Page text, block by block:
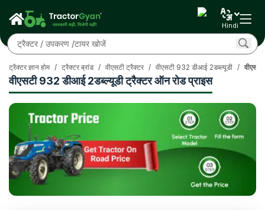
Hindi
वीएसटी 932 डीआई 2डब्ल्यूडी ट्रैक्टर ऑन रोड प्राइस
ट्रैक्टर ज्ञान होम / ट्रैक्टर ब्रांड / वीएसटी ट्रैक्टर / वीएसटी 932 डीआई 2डब्ल्यूडी /